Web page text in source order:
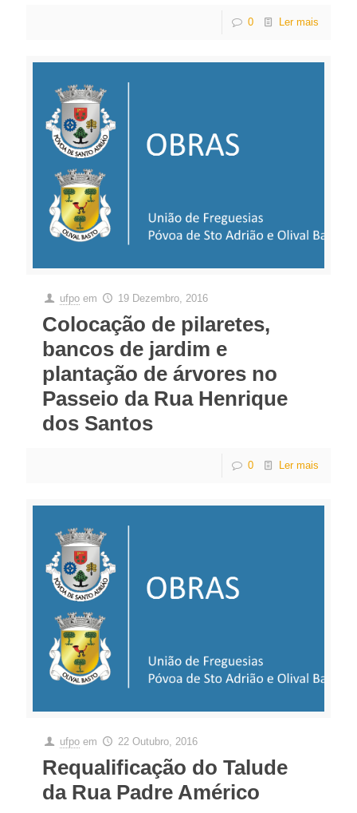
0 Ler mais
ufpo em 19 Dezembro, 2016
Colocação de pilaretes,
bancos de jardim e
plantação de árvores no
Passeio da Rua Henrique
dos Santos
0 Ler mais
ufpo em 22 Outubro, 2016
Requalificação do Talude
da Rua Padre Américo